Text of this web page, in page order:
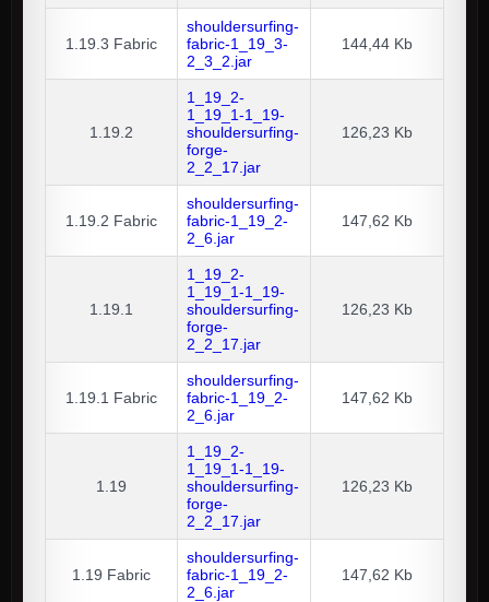
1.19.3 Fabric
shouldersurfing-
fabric-1_19_3-
2_3_2.jar
144,44 Kb
1.19.2
1_19_2-
1_19_1-1_19-
shouldersurfing-
forge-
2_2_17.jar
126,23 Kb
1.19.2 Fabric
shouldersurfing-
fabric-1_19_2-
2_6.jar
147,62 Kb
1.19.1
1_19_2-
1_19_1-1_19-
shouldersurfing-
forge-
2_2_17.jar
126,23 Kb
1.19.1 Fabric
shouldersurfing-
fabric-1_19_2-
2_6.jar
147,62 Kb
1.19
1_19_2-
1_19_1-1_19-
shouldersurfing-
forge-
2_2_17.jar
126,23 Kb
1.19 Fabric
shouldersurfing-
fabric-1_19_2-
2_6.jar
147,62 Kb